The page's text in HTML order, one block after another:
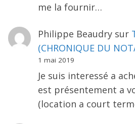
me la fournir…
Philippe Beaudrysur
(CHRONIQUE DU
1 mai 2019
Je suis interessé a
est présentement a
(location a court